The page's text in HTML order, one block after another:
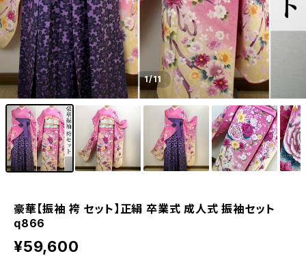
1/11
豪華【振袖 袴 セット】正絹 卒業式 成人式 振袖セット
q866
¥59,600